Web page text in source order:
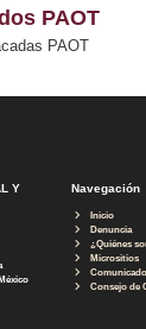
PAOT
PAOT
Y
Navegación
Inicio
Denuncia
¿Quiénes
Micrositios
Consejo de